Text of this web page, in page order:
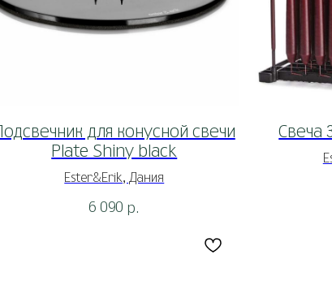
Подсвечник для конусной свечи
Plate Shiny black
Ester&Erik, Дания
6 090 р.
Свеча